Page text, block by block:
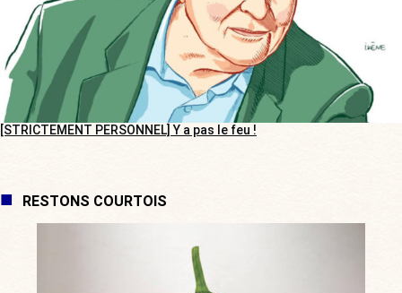
[STRICTEMENT PERSONNEL] Y a pas le feu !
RESTONS COURTOIS